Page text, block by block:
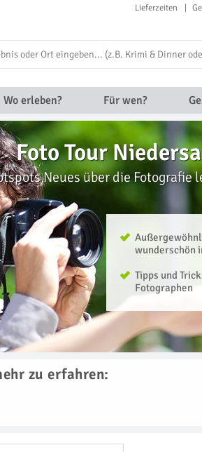
Lieferzeiten
Wo erleben? Für wen?
Foto Tour
Neues über die
wunderschön
Tipps und
Fotographen
zu erfahren: